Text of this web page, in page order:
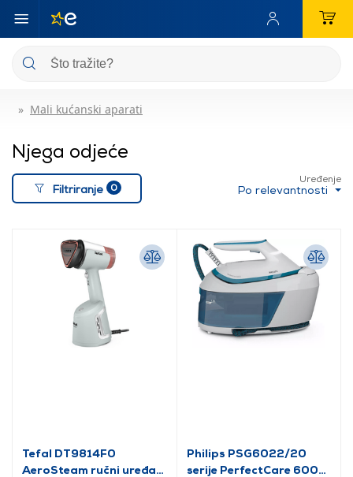
Mali kućanski aparati
Njega odjeće
Filtriranje 0
Uređenje
Po relevantnosti
Tefal DT9814F0
AeroSteam ručni uređaj
Philips PSG6022/20
serije PerfectCare 6000